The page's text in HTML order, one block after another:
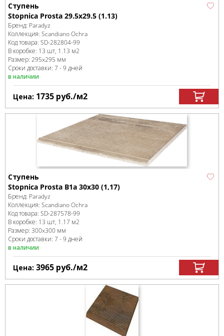
Ступень
Stopnica Prosta 29.5х29.5 (1.13)
Бренд: Paradyz
Коллекция: Scandiano Ochra
Код товара: SD-282804-99
В коробке: 13 шт, 1.13 м2
Размер: 295x295 мм
Сроки доставки: 7 - 9 дней
в наличии
Цена: 1735 руб./м2
Ступень
Stopnica Prosta B1a 30x30 (1,17)
Бренд: Paradyz
Коллекция: Scandiano Ochra
Код товара: SD-287578-99
В коробке: 13 шт, 1.17 м2
Размер: 300x300 мм
Сроки доставки: 7 - 9 дней
в наличии
Цена: 3965 руб./м2